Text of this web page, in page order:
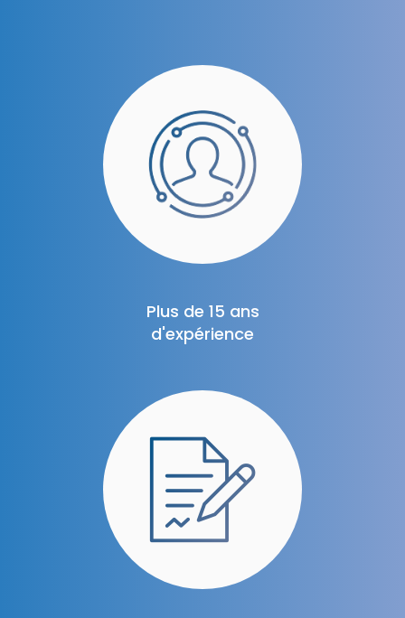
Plus de 15 ans
d'expérience